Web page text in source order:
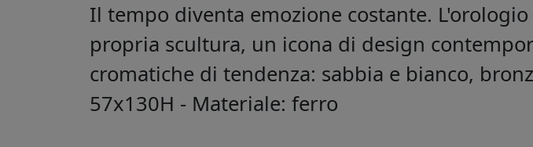
Il tempo diventa emozione costante.
propria scultura, un icona di design
cromatiche di tendenza: sabbia e bianco,
57x130H - Materiale: ferro